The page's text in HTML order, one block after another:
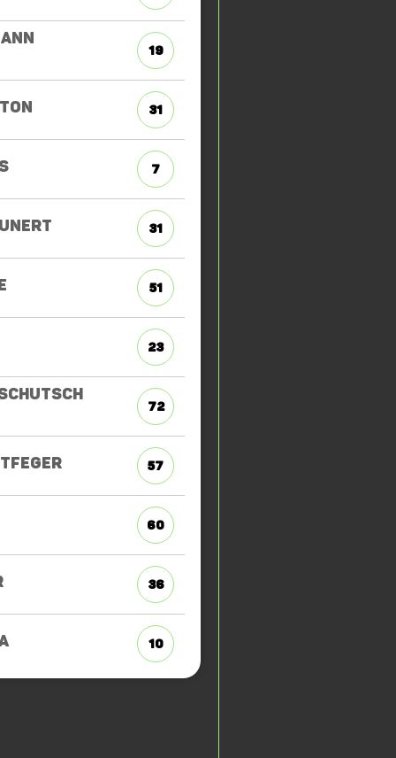
19
31
7
31
51
23
72
57
60
36
10